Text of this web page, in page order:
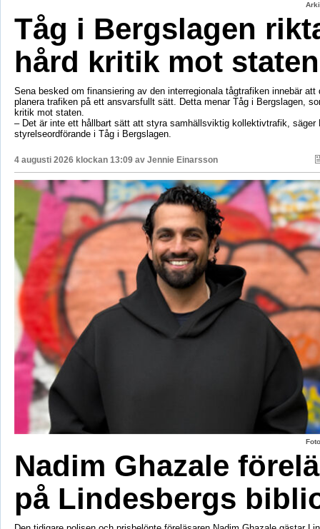
Tåg i Bergslagen
hård kritik mot staten
Sena besked om finansiering av den interregionala tågtrafiken innebär att
planera trafiken på ett ansvarsfullt sätt. Detta menar Tåg i Bergslagen,
kritik mot staten.
– Det är inte ett hållbart sätt att styra samhällsviktig kollektivtrafik, säger
styrelseordförande i Tåg i Bergslagen.
4 augusti 2026 klockan 13:09 av Jennie Einarsson
Nadim Ghazale
på Lindesbergs